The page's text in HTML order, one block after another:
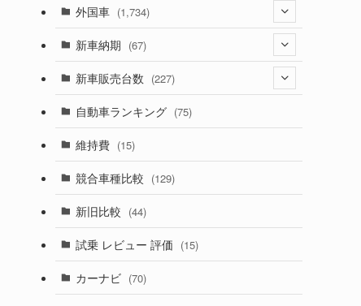
(1,321)
(329)
(525)
(357)
(328)
(194)
(230)
(253)
外国車 (1,734)
(188)
(242)
(85)
(84)
(14)
(222)
(50)
(58)
新車納期 (67)
(28)
(8)
(3)
(3)
(5)
(1)
新車販売台数 (227)
(21)
(5)
(7)
(5)
自動車ランキング (75)
維持費 (15)
競合車種比較 (129)
新旧比較 (44)
試乗 レビュー 評価 (15)
カーナビ (70)